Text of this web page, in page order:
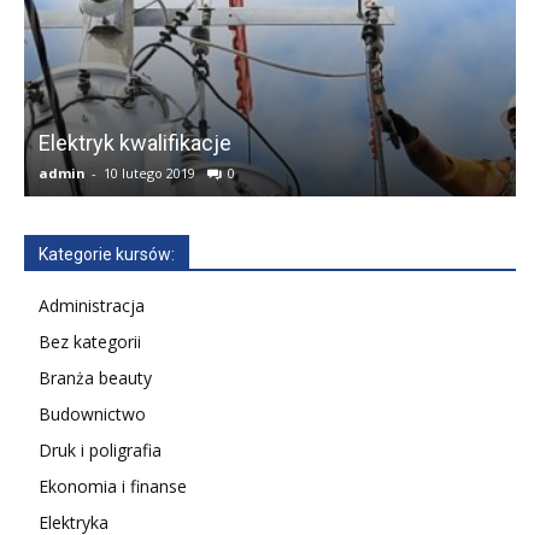
Elektryk kwalifikacje
admin - 10 lutego 2019 0
Kategorie kursów:
Administracja
Bez kategorii
Branża beauty
Budownictwo
Druk i poligrafia
Ekonomia i finanse
Elektryka